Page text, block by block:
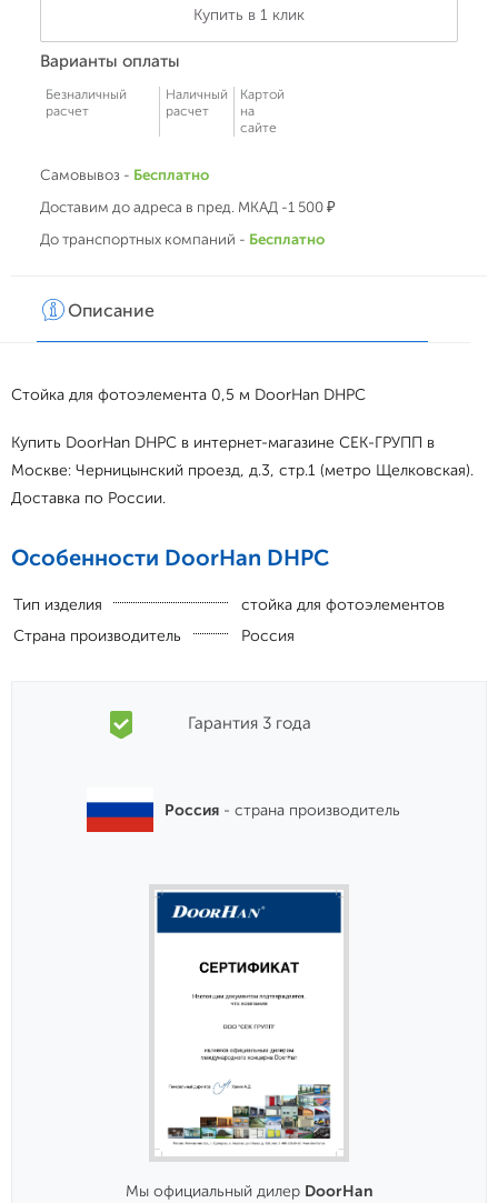
Купить в 1 клик
Варианты оплаты
Безналичный
расчет
Наличный
расчет
Картой
на
сайте
Самовывоз - Бесплатно
Доставим до адреса в пред. МКАД -1 500 ₽
До транспортных компаний - Бесплатно
Описание
Стойка для фотоэлемента 0,5 м DoorHan DHPC
Купить DoorHan DHPC в интернет-магазине СЕК-ГРУПП в
Москве: Черницынский проезд, д.3, стр.1 (метро Щелковская).
Доставка по России.
Особенности DoorHan DHPC
Тип изделия
стойка для фотоэлементов
Страна производитель
Россия
Гарантия 3 года
Россия - страна производитель
Мы официальный дилер DoorHan